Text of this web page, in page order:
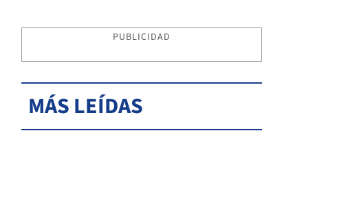
PUBLICIDAD
MÁS LEÍDAS